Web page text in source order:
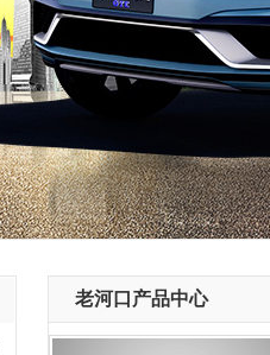
老河口产品中心